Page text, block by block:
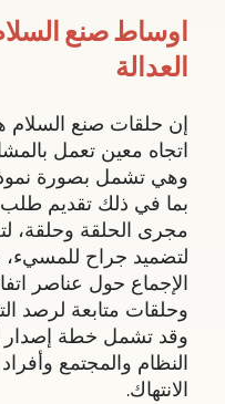
اوساط صنع
العدالة
إن حلقات صنع
اتجاه معين تعمل
وهي تشمل بصورة
بما في ذلك تقديم
مجرى الحلقة وحلقة،
لتضميد جراح
الإجماع حول عناصر
وحلقات متابعة لرصد
وقد تشمل خطة إصدار
النظام والمجتمع
الانتهاك.